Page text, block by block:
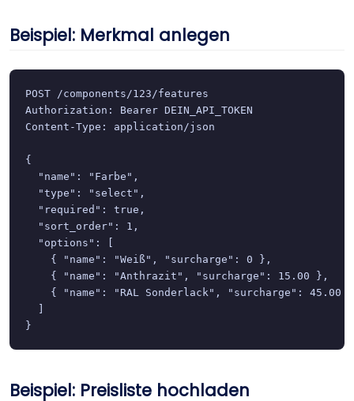
Beispiel: Merkmal anlegen
POST /components/123/features
Authorization: Bearer DEIN_API_TOKEN
Content-Type: application/json
{
  "name": "Farbe",
  "type": "select",
  "required": true,
  "sort_order": 1,
  "options": [
    { "name": "Weiß", "surcharge": 0 },
    { "name": "Anthrazit", "surcharge": 15.00 },
    { "name": "RAL Sonderlack", "surcharge": 45.00 }
}
Beispiel: Preisliste hochladen